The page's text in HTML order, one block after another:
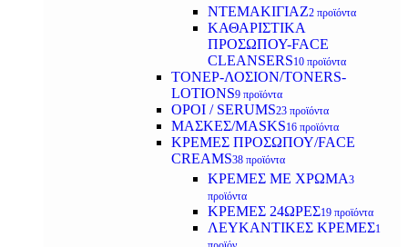
ΝΤΕΜΑΚΙΓΙΑΖ2 προϊόντα
ΚΑΘΑΡΙΣΤΙΚΑ
ΠΡΟΣΩΠΟΥ-FACE
CLEANSERS10 προϊόντα
ΤΟΝΕΡ-ΛΟΣΙΟΝ/TONERS-
LOTIONS9 προϊόντα
ΟΡΟΙ / SERUMS23 προϊόντα
ΜΑΣΚΕΣ/MASKS16 προϊόντα
ΚΡΕΜΕΣ ΠΡΟΣΩΠΟΥ/FACE
CREAMS38 προϊόντα
ΚΡΕΜΕΣ ΜΕ ΧΡΩΜΑ3
προϊόντα
ΚΡΕΜΕΣ 24ΩΡΕΣ19 προϊόντα
ΛΕΥΚΑΝΤΙΚΕΣ ΚΡΕΜΕΣ1